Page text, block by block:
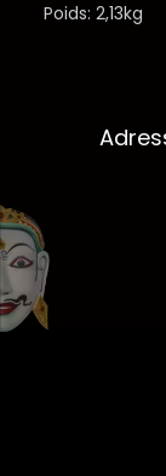
Poids: 2,13kg